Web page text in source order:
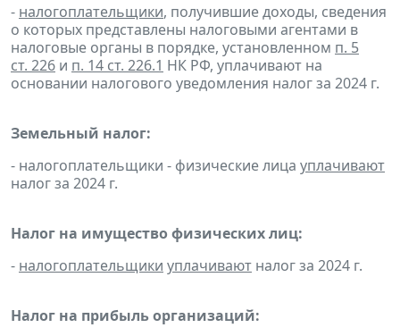
- налогоплательщики, получившие доходы, сведения
о которых представлены налоговыми агентами в
налоговые органы в порядке, установленном п. 5
ст. 226 и п. 14 ст. 226.1 НК РФ, уплачивают на
основании налогового уведомления налог за 2024 г.
Земельный налог:
- налогоплательщики - физические лица уплачивают
налог за 2024 г.
Налог на имущество физических лиц:
- налогоплательщики уплачивают налог за 2024 г.
Налог на прибыль организаций: